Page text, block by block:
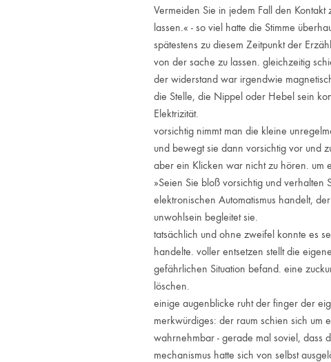
Vermeiden Sie in jedem Fall den Kontakt
lassen.« - so viel hatte die Stimme
spätestens zu diesem Zeitpunkt der
von der sache zu lassen. gleichzeitig
der widerstand war irgendwie
die Stelle, die Nippel oder Hebel sein
Elektrizität.
vorsichtig nimmt man die kleine
und bewegt sie dann vorsichtig vor und
aber ein Klicken war nicht zu hören. um
»Seien Sie bloß vorsichtig und verhalten
elektronischen Automatismus handelt,
unwohlsein begleitet sie.
tatsächlich und ohne zweifel konnte es
handelte. voller entsetzen stellt die
gefährlichen Situation befand. eine
löschen.
einige augenblicke ruht der finger der
merkwürdiges: der raum schien sich um
wahrnehmbar - gerade mal soviel, dass
mechanismus hatte sich von selbst